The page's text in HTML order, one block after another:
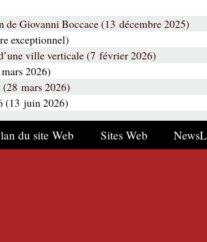
de Giovanni Boccace (13 décembre 2025)
exceptionnel)
ville verticale (7 février 2026)
2026)
(28 mars 2026)
(13 juin 2026)
du site Web Sites Web